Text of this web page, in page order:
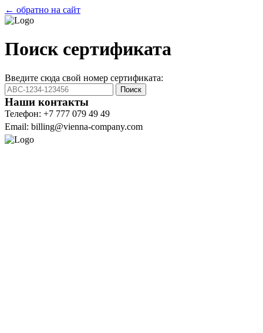
← обратно на сайт
Поиск сертификата
Введите сюда свой номер сертификата:
Поиск
Наши контакты
Телефон: +7 777 079 49 49
Email: billing@vienna-company.com